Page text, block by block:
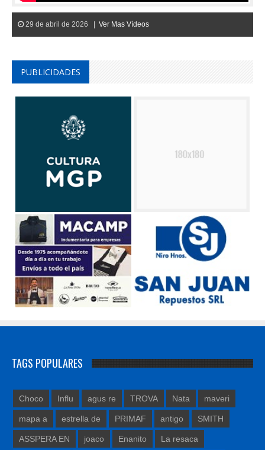
29 de abril de 2026 | Ver Mas Vídeos
PUBLICIDADES
TAGS POPULARES
Choco Influ agus re TROVA Nata maveri
mapa a estrella de PRIMAF antigo SMITH
ASSPERA EN joaco Enanito La resaca